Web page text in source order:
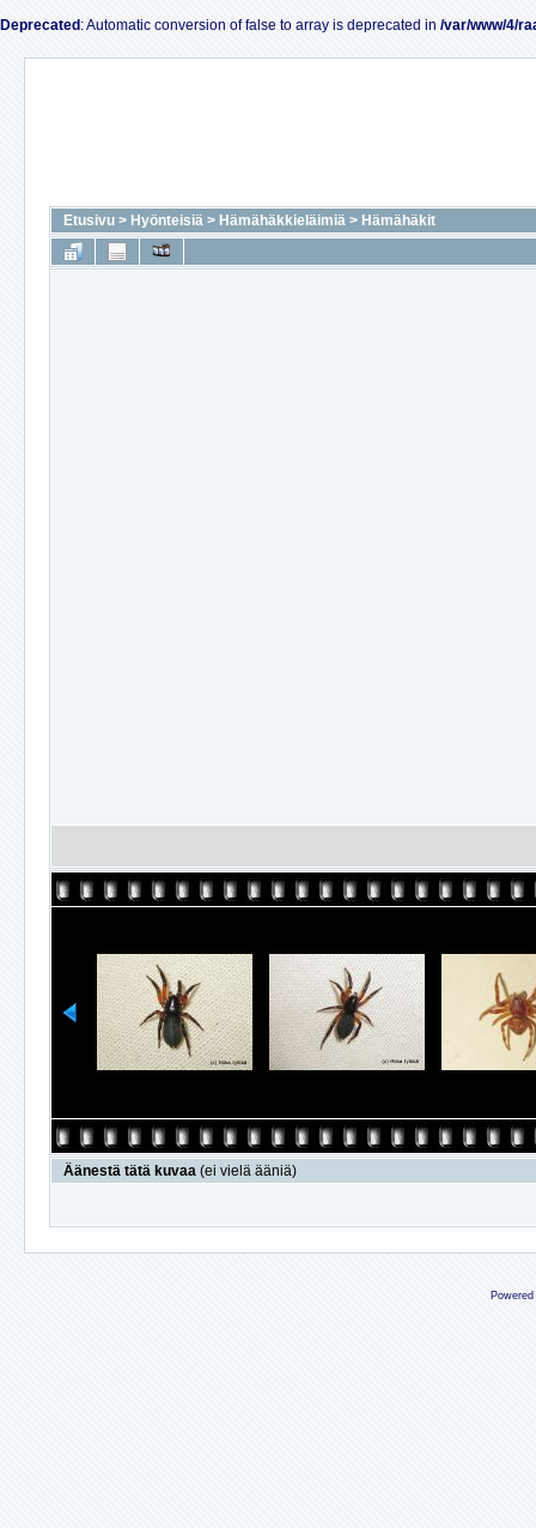
Deprecated : Automatic conversion of false to array is deprecated in /var/www/4/
Etusivu > Hyönteisiä > Hämähäkkieläimiä > Hämähäkit
Äänestä tätä kuvaa (ei vielä ääniä)